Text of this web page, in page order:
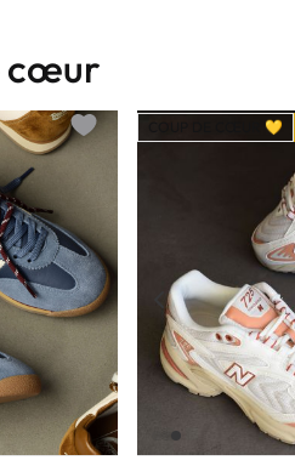
cœur
Add to wishlist
COUP DE CŒUR 💛